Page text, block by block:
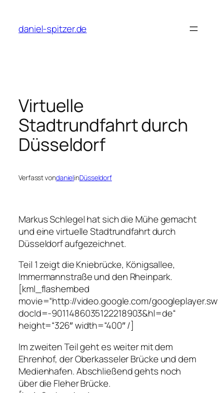
springen
daniel-spitzer.de
Virtuelle
Stadtrundfahrt durch
Düsseldorf
Verfasst vondanielinDüsseldorf
Markus Schlegel hat sich die Mühe gemacht
und eine virtuelle Stadtrundfahrt durch
Düsseldorf aufgezeichnet.
Teil 1 zeigt die Kniebrücke, Königsallee,
Immermannstraße und den Rheinpark.
[kml_flashembed
movie=“http://video.google.com/
docId=-9011486035122218903&hl=de“
height=“326″ width=“400″ /]
Im zweiten Teil geht es weiter mit dem
Ehrenhof, der Oberkasseler Brücke und dem
Medienhafen. Abschließend gehts noch
über die Fleher Brücke.